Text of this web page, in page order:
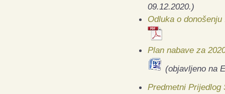
09.12.2020.)
Odluka o
Plan nabave za
(objavljeno na
Predmetni Prijedlog